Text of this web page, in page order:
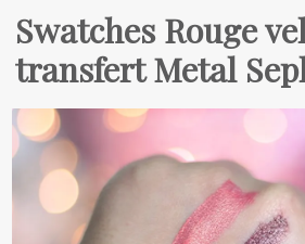
Swatches Rouge
transfert Metal